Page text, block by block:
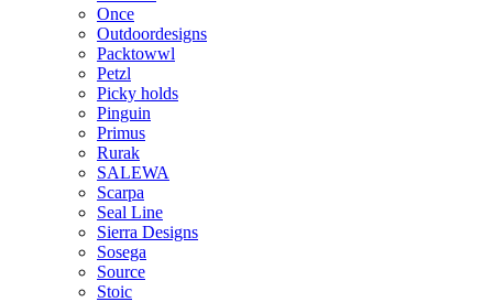
Once
Outdoordesigns
Packtowwl
Petzl
Picky holds
Pinguin
Primus
Rurak
SALEWA
Scarpa
Seal Line
Sierra Designs
Sosega
Source
Stoic